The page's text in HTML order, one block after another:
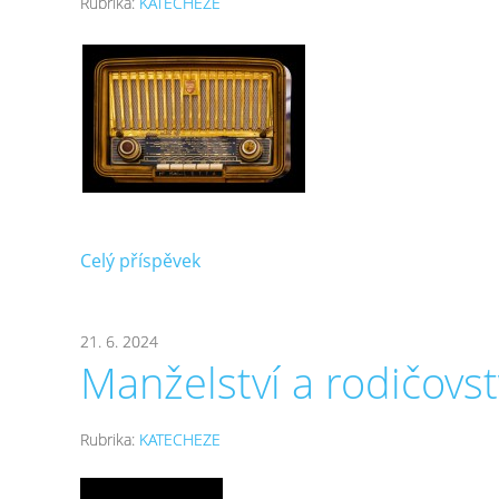
Celý příspěvek
21. 6. 2024
Manželství a
Rubrika: KATECHEZE